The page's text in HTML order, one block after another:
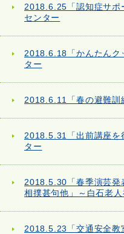
2018.6.25「認知症サポ
センター
2018.6.18「かんたんク
ター
2018.6.11「春の避難訓
2018.5.31「出前講座を
ター
2018.5.30「春季演芸発
相撲甚句他」～白石老
2018.5.23「交通安全教